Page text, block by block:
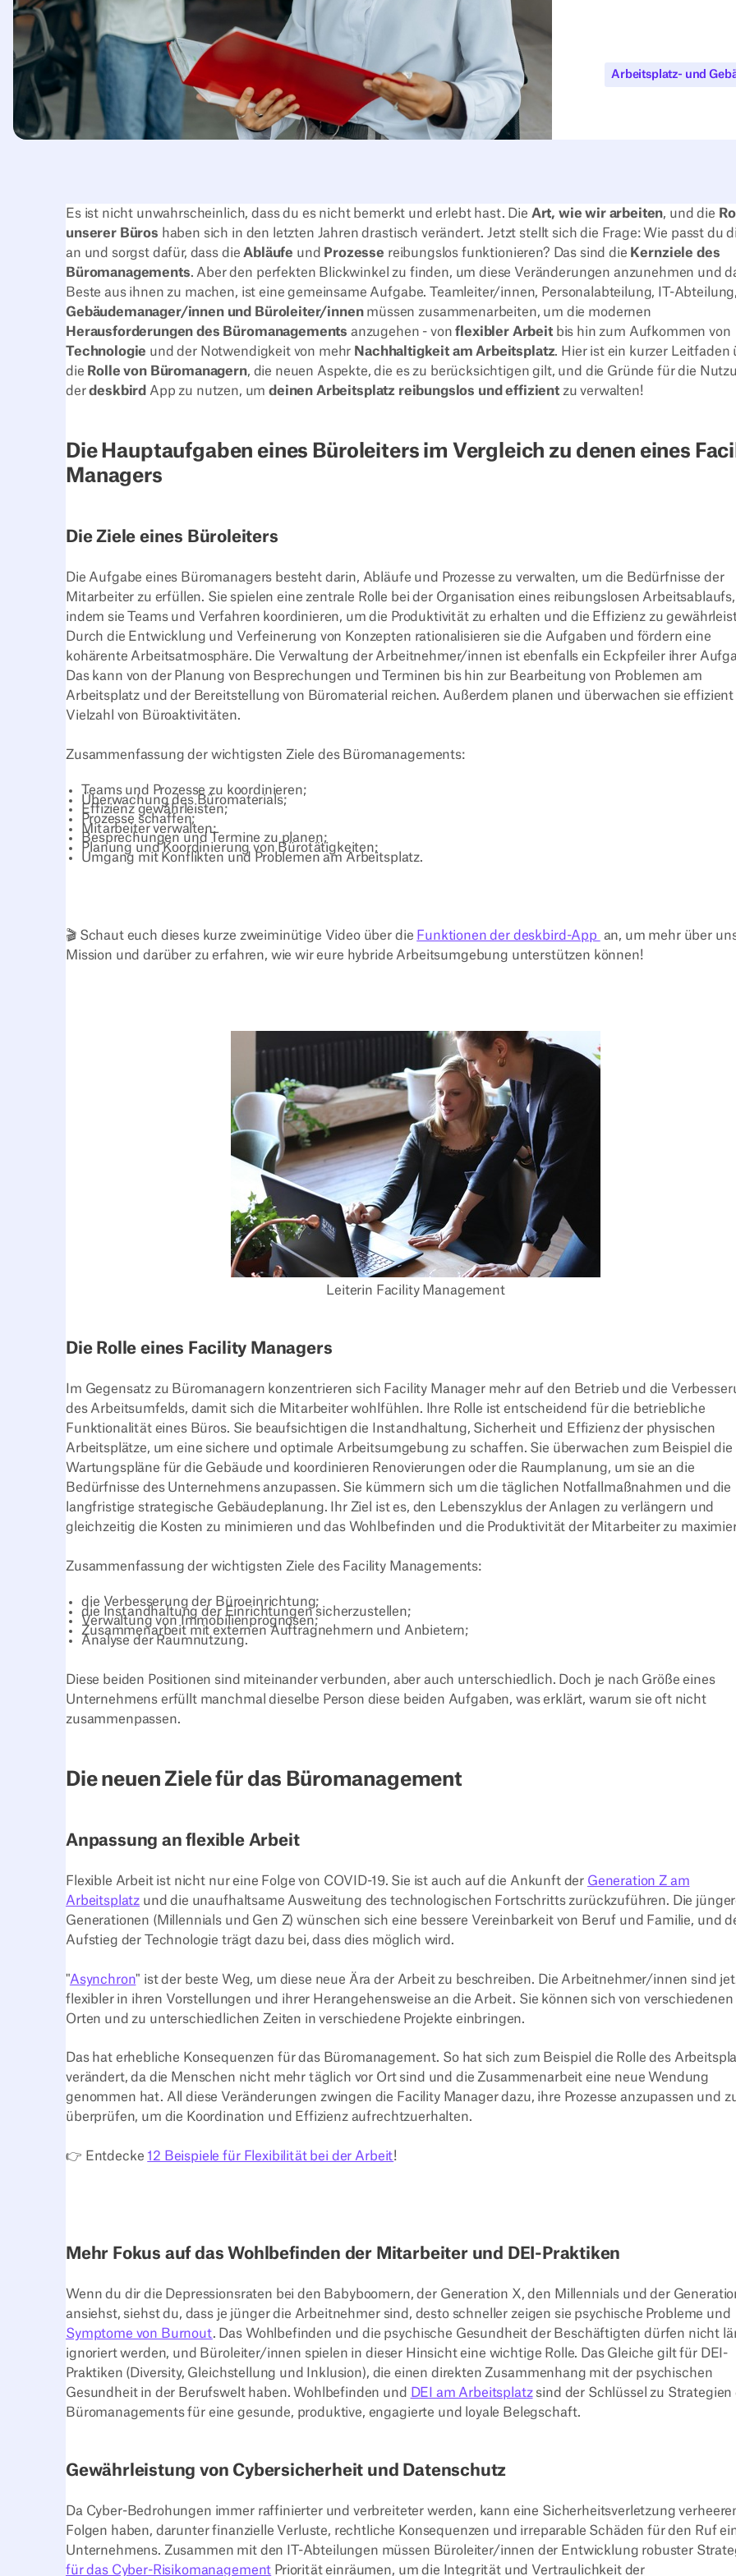
Arbeitsplatz- und
Es ist nicht unwahrscheinlich, dass du es nicht bemerkt und erlebt hast. Die Art, wie wir arbeiten, und die
unserer Büros haben sich in den letzten Jahren drastisch verändert. Jetzt stellt sich die Frage: Wie passt du
an und sorgst dafür, dass dieAbläufe und Prozesse reibungslos funktionieren? Das sind die Kernziele des
Büromanagements. Aber den perfekten Blickwinkel zu finden, um diese Veränderungen anzunehmen und
Beste aus ihnen zu machen, ist eine gemeinsame Aufgabe. Teamleiter/innen, Personalabteilung, IT-
Gebäudemanager/innen und Büroleiter/innenmüssen zusammenarbeiten, um die modernen
Herausforderungen des Büromanagements anzugehen - vonflexibler Arbeitbis hin zum Aufkommen von
Technologie und der Notwendigkeit von mehr Nachhaltigkeit am Arbeitsplatz. Hier ist ein kurzer Leitfaden
die Rolle von Büromanagern, die neuen Aspekte, die es zu berücksichtigen gilt, und die Gründe für die
derdeskbird App zu nutzen, umdeinen Arbeitsplatz reibungslos und effizientzu verwalten!
Die Hauptaufgaben eines Büroleiters im Vergleich zu denen eines
Managers
Die Ziele eines Büroleiters
Die Aufgabe eines Büromanagers besteht darin, Abläufe und Prozesse zu verwalten, um die Bedürfnisse der
Mitarbeiter zu erfüllen. Sie spielen eine zentrale Rolle bei der Organisation eines reibungslosen Arbeitsablaufs,
indem sie Teams und Verfahren koordinieren, um die Produktivität zu erhalten und die Effizienz zu
Durch die Entwicklung und Verfeinerung von Konzepten rationalisieren sie die Aufgaben und fördern eine
kohärente Arbeitsatmosphäre. Die Verwaltung der Arbeitnehmer/innen ist ebenfalls ein Eckpfeiler ihrer
Das kann von der Planung von Besprechungen und Terminen bis hin zur Bearbeitung von Problemen am
Arbeitsplatz und der Bereitstellung von Büromaterial reichen. Außerdem planen und überwachen sie effizient
Vielzahl von Büroaktivitäten.
Zusammenfassung der wichtigsten Ziele des Büromanagements:
Teams und Prozesse zu koordinieren;
Überwachung des Büromaterials;
Effizienz gewährleisten;
Prozesse schaffen;
Mitarbeiter verwalten;
Besprechungen und Termine zu planen;
Planung und Koordinierung von Bürotätigkeiten;
Umgang mit Konflikten und Problemen am Arbeitsplatz.
🎬 Schaut euch dieses kurze zweiminütige Video über die Funktionen der deskbird-App an, um mehr über
Mission und darüber zu erfahren, wie wir eure hybride Arbeitsumgebung unterstützen können!
Leiterin Facility Management
Die Rolle eines Facility Managers
Im Gegensatz zu Büromanagern konzentrieren sich Facility Manager mehr auf den Betrieb und die
des Arbeitsumfelds, damit sich die Mitarbeiter wohlfühlen. Ihre Rolle ist entscheidend für die betriebliche
Funktionalität eines Büros. Sie beaufsichtigen die Instandhaltung, Sicherheit und Effizienz der physischen
Arbeitsplätze, um eine sichere und optimale Arbeitsumgebung zu schaffen. Sie überwachen zum Beispiel die
Wartungspläne für die Gebäude und koordinieren Renovierungen oder die Raumplanung, um sie an die
Bedürfnisse des Unternehmens anzupassen. Sie kümmern sich um die täglichen Notfallmaßnahmen und die
langfristige strategische Gebäudeplanung. Ihr Ziel ist es, den Lebenszyklus der Anlagen zu verlängern und
gleichzeitig die Kosten zu minimieren und das Wohlbefinden und die Produktivität der Mitarbeiter zu
Zusammenfassung der wichtigsten Ziele des Facility Managements:
die Verbesserung der Büroeinrichtung;
die Instandhaltung der Einrichtungen sicherzustellen;
Verwaltung von Immobilienprognosen;
Zusammenarbeit mit externen Auftragnehmern und Anbietern;
Analyse der Raumnutzung.
Diese beiden Positionen sind miteinander verbunden, aber auch unterschiedlich. Doch je nach Größe eines
Unternehmens erfüllt manchmal dieselbe Person diese beiden Aufgaben, was erklärt, warum sie oft nicht
zusammenpassen.
Die neuen Ziele für das Büromanagement
Anpassung an flexible Arbeit
Flexible Arbeit ist nicht nur eine Folge von COVID-19. Sie ist auch auf die Ankunft der Generation Z am
Arbeitsplatz und die unaufhaltsame Ausweitung des technologischen Fortschritts zurückzuführen. Die
Generationen (Millennials und Gen Z) wünschen sich eine bessere Vereinbarkeit von Beruf und Familie, und
Aufstieg der Technologie trägt dazu bei, dass dies möglich wird.
"Asynchron" ist der beste Weg, um diese neue Ära der Arbeit zu beschreiben. Die Arbeitnehmer/innen sind
flexibler in ihren Vorstellungen und ihrer Herangehensweise an die Arbeit. Sie können sich von verschiedenen
Orten und zu unterschiedlichen Zeiten in verschiedene Projekte einbringen.
Das hat erhebliche Konsequenzen für das Büromanagement. So hat sich zum Beispiel die Rolle des
verändert, da die Menschen nicht mehr täglich vor Ort sind und die Zusammenarbeit eine neue Wendung
genommen hat. All diese Veränderungen zwingen die Facility Manager dazu, ihre Prozesse anzupassen und
überprüfen, um die Koordination und Effizienz aufrechtzuerhalten.
👉 Entdecke 12 Beispiele für Flexibilität bei der Arbeit!
Mehr Fokus auf das Wohlbefinden der Mitarbeiter und DEI-Praktiken
Wenn du dir die Depressionsraten bei den Babyboomern, der Generation X, den Millennials und der
ansiehst, siehst du, dass je jünger die Arbeitnehmer sind, desto schneller zeigen sie psychische Probleme und
Symptome von Burnout. Das Wohlbefinden und die psychische Gesundheit der Beschäftigten dürfen nicht
ignoriert werden, und Büroleiter/innen spielen in dieser Hinsicht eine wichtige Rolle. Das Gleiche gilt für DEI-
Praktiken (Diversity, Gleichstellung und Inklusion), die einen direkten Zusammenhang mit der psychischen
Gesundheit in der Berufswelt haben. Wohlbefinden und
DEI am Arbeitsplatzsind der Schlüssel zu Strategien
Büromanagements für eine gesunde, produktive, engagierte und loyale Belegschaft.
Gewährleistung von Cybersicherheit und Datenschutz
Da Cyber-Bedrohungen immer raffinierter und verbreiteter werden, kann eine Sicherheitsverletzung
Folgen haben, darunter finanzielle Verluste, rechtliche Konsequenzen und irreparable Schäden für den Ruf
Unternehmens. Zusammen mit den IT-Abteilungen müssen Büroleiter/innen der Entwicklung robuster
für das Cyber-Risikomanagement Priorität einräumen, um die Integrität und Vertraulichkeit der